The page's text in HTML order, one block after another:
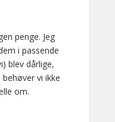
penge. Jeg
i passende
blev dårlige,
vi ikke
om.